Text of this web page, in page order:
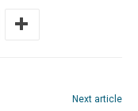
Next article